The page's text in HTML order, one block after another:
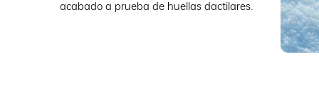
acabado a prueba de huellas dactilares.